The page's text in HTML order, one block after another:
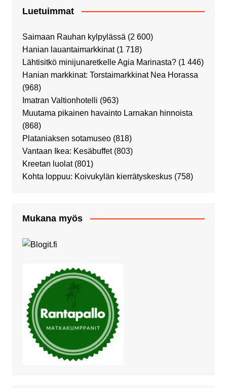
Luetuimmat
Saimaan Rauhan kylpylässä (2 600)
Hanian lauantaimarkkinat (1 718)
Lähtisitkö minijunaretkelle Agia Marinasta? (1 446)
Hanian markkinat: Torstaimarkkinat Nea Horassa
(968)
Imatran Valtionhotelli (963)
Muutama pikainen havainto Larnakan hinnoista
(868)
Plataniaksen sotamuseo (818)
Vantaan Ikea: Kesäbuffet (803)
Kreetan luolat (801)
Kohta loppuu: Koivukylän kierrätyskeskus (758)
Mukana myös